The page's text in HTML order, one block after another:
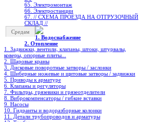
65. Электромонтаж
66. Электростанции
67. // СХЕМА ПРОЕЗДА НА ОТГРУЗОЧНЫЙ
СКЛАД //
Средам
1. Водоснабжение
2. Отопление
1. Задвижки, вентили, клапаны, штоки, штурвалы,
коверы, опорные плиты...
2. Шаровые краны
3. Дисковые поворотные затворы / заслонки
4. Шиберные ножевые и щитовые затворы / задвижки
5. Приводы к арматуре
6. Клапаны и регуляторы
7. Фильтры, грязевики и грязеотделители
8. Виброкомпенсаторы / гибкие вставки
9. Насосы
10. Гидранты и водоразборные колонки
11. Детали трубопроводов и арматуры